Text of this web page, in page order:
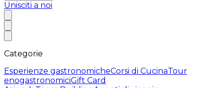
Unisciti a noi
Categorie
Esperienze gastronomicheCorsi di CucinaTour
enogastronomiciGift Card